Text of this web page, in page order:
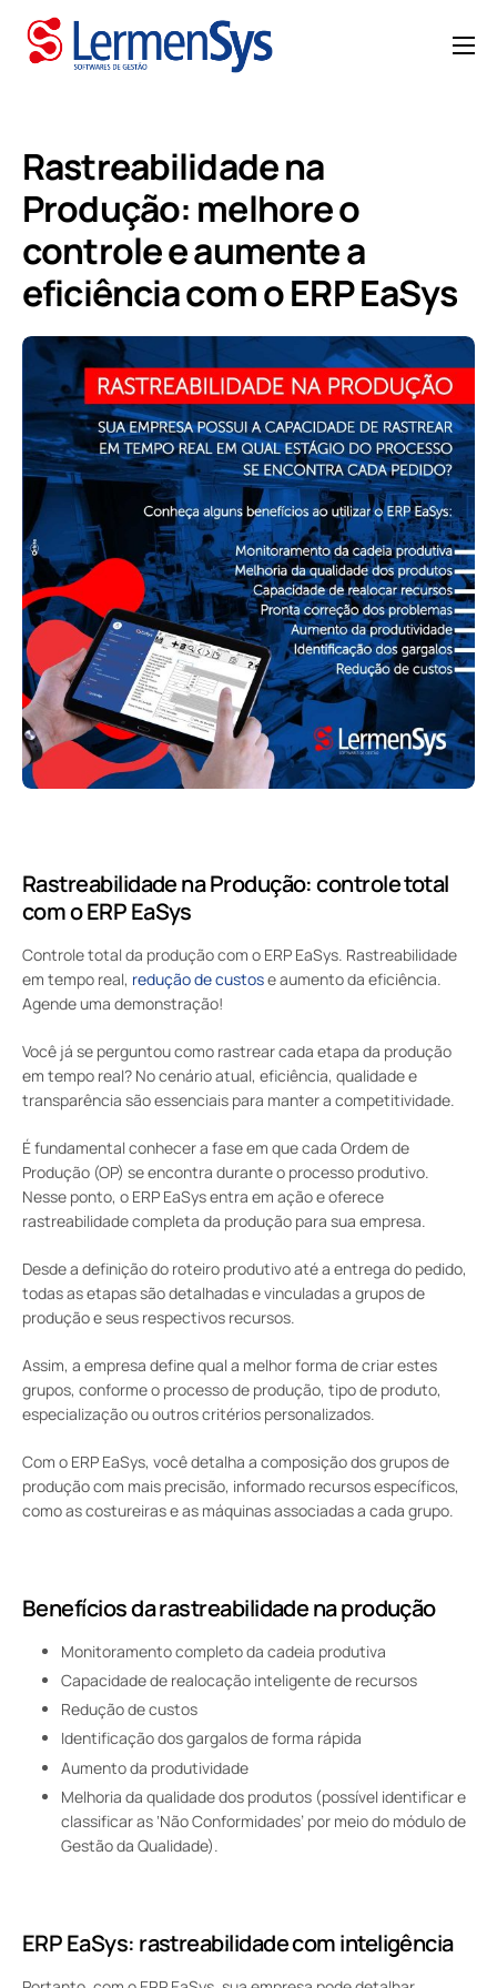
SOLUÇÕES
MANUTENÇÃO
CASES
BLOG
CONTATO
Rastreabilidade na
Produção: melhore o
controle e aumente a
eficiência com o ERP EaSys
Rastreabilidade na Produção:controle total
com o ERP EaSys
Controle total da produção com o ERP EaSys. Rastreabilidade
em tempo real, redução de custose aumento da eficiência.
Agende uma demonstração!
Você já se perguntou como rastrear cada etapa da produção
em tempo real? No cenário atual, eficiência, qualidade e
transparência são essenciais para manter a competitividade.
É fundamental conhecer a fase em que cada Ordem de
Produção (OP) se encontra durante o processo produtivo.
Nesse ponto, o ERP EaSys entra em ação e oferece
rastreabilidade completa da produção para sua empresa.
Desde a definição do roteiro produtivo até a entrega do pedido,
todas as etapas são detalhadas e vinculadas a grupos de
produção e seus respectivos recursos.
Assim, a empresa define qual a melhor forma de criar estes
grupos, conforme o processo de produção, tipo de produto,
especialização ou outros critérios personalizados.
Com o ERP EaSys, você detalha a composição dos grupos de
produção com mais precisão, informado recursos específicos,
como as costureiras e as máquinas associadas a cada grupo.
Benefícios da rastreabilidade na produção
Monitoramento completo da cadeia produtiva
Capacidade de realocação inteligente de recursos
Redução de custos
Identificação dos gargalos de forma rápida
Aumento da produtividade
Melhoria da qualidade dos produtos (possível identificar e
classificar as ‘Não Conformidades’ por meio do módulo de
Gestão da Qualidade).
ERP EaSys: rastreabilidade com inteligência